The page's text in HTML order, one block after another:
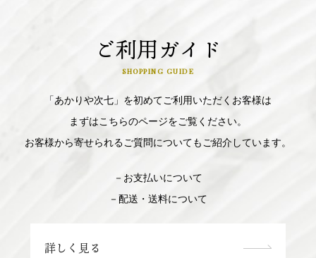
ご利用ガイド
SHOPPING GUIDE
「あかりや次七」を初めてご利用いただくお客様は
まずはこちらのページをご覧ください。
お客様から寄せられるご質問についてもご紹介しています。
－お支払いについて
－配送・送料について
詳しく見る